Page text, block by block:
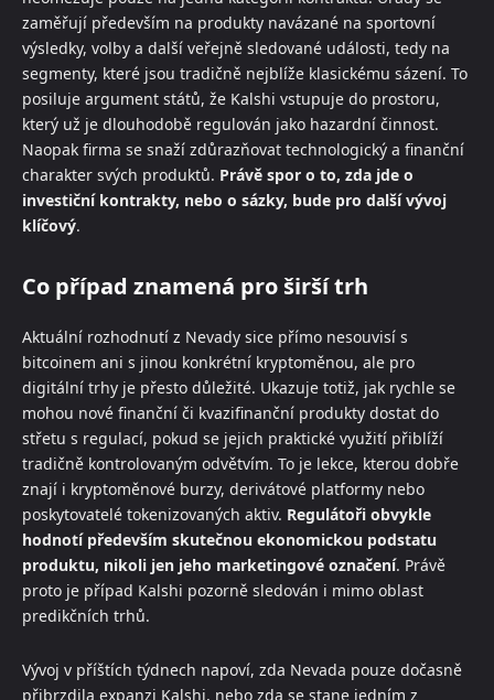
zaměřují především na produkty navázané na sportovní
výsledky, volby a další veřejně sledované události, tedy na
segmenty, které jsou tradičně nejblíže klasickému sázení. To
posiluje argument států, že Kalshi vstupuje do prostoru,
který už je dlouhodobě regulován jako hazardní činnost.
Naopak firma se snaží zdůrazňovat technologický a finanční
charakter svých produktů. Právě spor o to, zda jde o
investiční kontrakty, nebo o sázky, bude pro další vývoj
klíčový.
Co případ znamená pro širší trh
Aktuální rozhodnutí z Nevady sice přímo nesouvisí s
bitcoinem ani s jinou konkrétní kryptoměnou, ale pro
digitální trhy je přesto důležité. Ukazuje totiž, jak rychle se
mohou nové finanční či kvazifinanční produkty dostat do
střetu s regulací, pokud se jejich praktické využití přiblíží
tradičně kontrolovaným odvětvím. To je lekce, kterou dobře
znají i kryptoměnové burzy, derivátové platformy nebo
poskytovatelé tokenizovaných aktiv. Regulátoři obvykle
hodnotí především skutečnou ekonomickou podstatu
produktu, nikoli jen jeho marketingové označení. Právě
proto je případ Kalshi pozorně sledován i mimo oblast
predikčních trhů.
Vývoj v příštích týdnech napoví, zda Nevada pouze dočasně
přibrzdila expanzi Kalshi, nebo zda se stane jedním z